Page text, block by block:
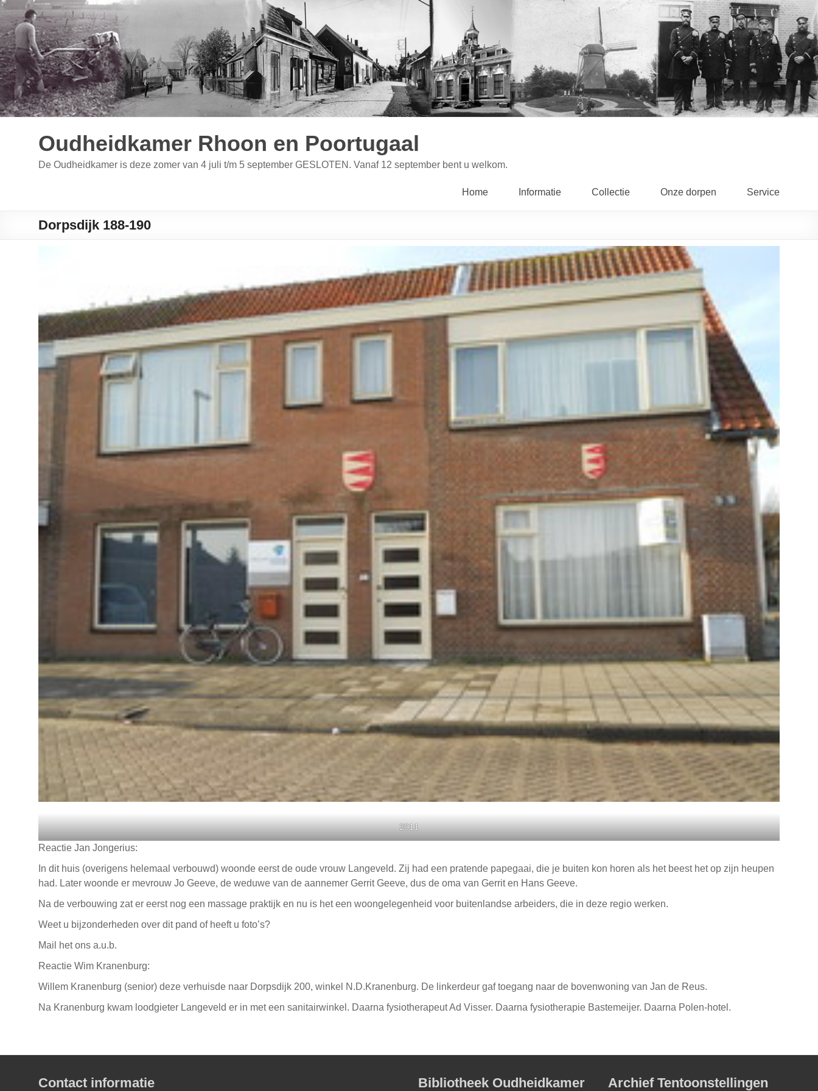
Ga
naar
de
inhoud
Oudheidkamer Rhoon en Poortugaal
De Oudheidkamer is deze zomer van 4 juli t/m 5 september GESLOTEN. Vanaf 12 september bent u welkom.
Home Informatie Collectie Onze dorpen Service
Dorpsdijk 188-190
2011
Reactie Jan Jongerius:
In dit huis (overigens helemaal verbouwd) woonde eerst de oude vrouw Langeveld. Zij had een pratende papegaai, die je buiten kon horen als het beest het op zijn heupen
had. Later woonde er mevrouw Jo Geeve, de weduwe van de aannemer Gerrit Geeve, dus de oma van Gerrit en Hans Geeve.
Na de verbouwing zat er eerst nog een massage praktijk en nu is het een woongelegenheid voor buitenlandse arbeiders, die in deze regio werken.
Weet u bijzonderheden over dit pand of heeft u foto’s?
Mail het ons a.u.b.
Reactie Wim Kranenburg:
Willem Kranenburg (senior) deze verhuisde naar Dorpsdijk 200, winkel N.D.Kranenburg. De linkerdeur gaf toegang naar de bovenwoning van Jan de Reus.
Na Kranenburg kwam loodgieter Langeveld er in met een sanitairwinkel. Daarna fysiotherapeut Ad Visser. Daarna fysiotherapie Bastemeijer. Daarna Polen-hotel.
Contact informatie Bibliotheek Oudheidkamer Archief Tentoonstellingen